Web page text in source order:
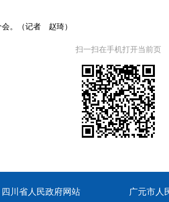
。
（记者 赵琦）
扫一扫在手机打开当前页
四川省人民政府网站 广元市人